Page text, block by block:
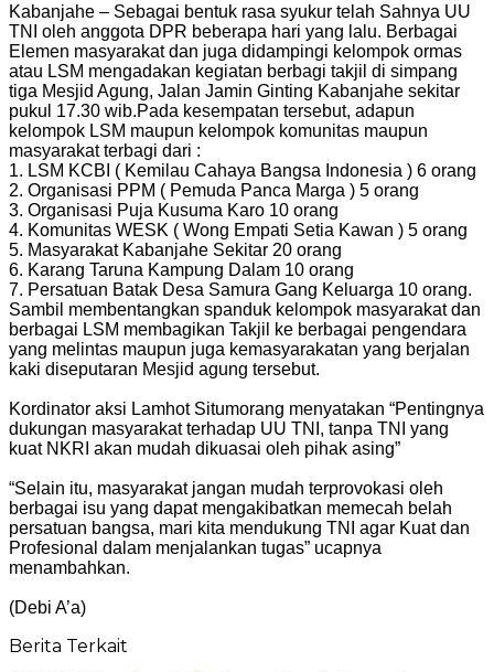
Kabanjahe – Sebagai bentuk rasa syukur telah Sahnya UU
TNI oleh anggota DPR beberapa hari yang lalu. Berbagai
Elemen masyarakat dan juga didampingi kelompok ormas
atau LSM mengadakan kegiatan berbagi takjil di simpang
tiga Mesjid Agung, Jalan Jamin Ginting Kabanjahe sekitar
pukul 17.30 wib.Pada kesempatan tersebut, adapun
kelompok LSM maupun kelompok komunitas maupun
masyarakat terbagi dari :
1. LSM KCBI ( Kemilau Cahaya Bangsa Indonesia ) 6 orang
2. Organisasi PPM ( Pemuda Panca Marga ) 5 orang
3. Organisasi Puja Kusuma Karo 10 orang
4. Komunitas WESK ( Wong Empati Setia Kawan ) 5 orang
5. Masyarakat Kabanjahe Sekitar 20 orang
6. Karang Taruna Kampung Dalam 10 orang
7. Persatuan Batak Desa Samura Gang Keluarga 10 orang.
Sambil membentangkan spanduk kelompok masyarakat dan
berbagai LSM membagikan Takjil ke berbagai pengendara
yang melintas maupun juga kemasyarakatan yang berjalan
kaki diseputaran Mesjid agung tersebut.
Kordinator aksi Lamhot Situmorang menyatakan “Pentingnya
dukungan masyarakat terhadap UU TNI, tanpa TNI yang
kuat NKRI akan mudah dikuasai oleh pihak asing”
“Selain itu, masyarakat jangan mudah terprovokasi oleh
berbagai isu yang dapat mengakibatkan memecah belah
persatuan bangsa, mari kita mendukung TNI agar Kuat dan
Profesional dalam menjalankan tugas” ucapnya
menambahkan.
(Debi A’a)
Berita Terkait